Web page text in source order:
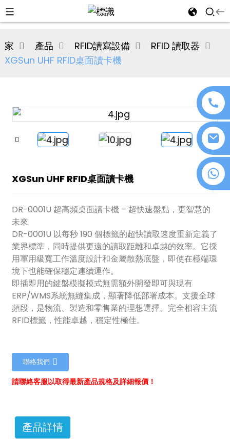
+86 18076372139
家 產品 RFID讀寫設備
RFID 讀取器
XGSun UHF RFID桌面讀卡機
XGSun UHF RFID桌面讀卡機
DR-0001U 超高頻桌面讀卡機 – 超快速盤點，更智慧的
未來
DR-0001U 以每秒 190 個標籤的超快讀取速度重新定義了
業界標準，同時提供更遠的讀取距離和卓越的效率。它採
用軍用級寬工作溫度設計和金屬散熱底盤，即使在極端環
境下也能確保穩定連續運作。
即插即用的鍵盤模擬模式無需額外開發即可與現有
ERP/WMS系統無縫集成，顯著降低部署成本。支援全球
頻段，是物流、製造和零售業的理想選擇。完全相容主流
RFID標籤，性能卓越，穩定性極佳。
聯絡我們
請聯絡客服以取得最新產品規格及詳細報價！
產品詳情